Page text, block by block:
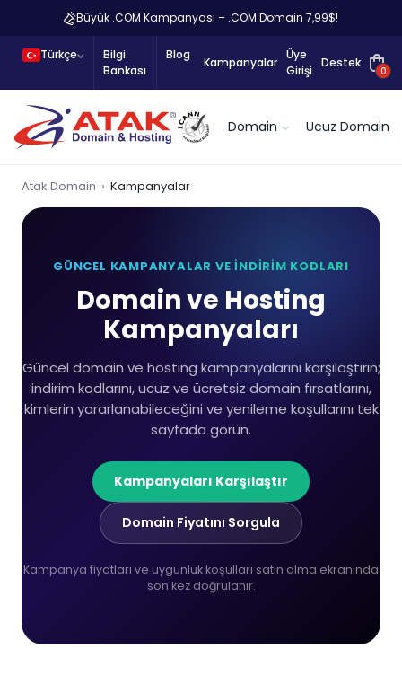
Büyük .COM Kampanyası – .COM Domain 7,99$!
Türkçe
Bilgi
Bankası
Blog
Kampanyalar
Üye
Girişi
Destek
0
Domain Ucuz Domain
Atak Domain Kampanyalar
GÜNCEL KAMPANYALAR VE İNDIRIM KODLARI
Domain ve Hosting
Kampanyaları
Güncel domain ve hosting kampanyalarını karşılaştırın;
indirim kodlarını, ucuz ve ücretsiz domain fırsatlarını,
kimlerin yararlanabileceğini ve yenileme koşullarını tek
sayfada görün.
Kampanyaları Karşılaştır
Domain Fiyatını Sorgula
Kampanya fiyatları ve uygunluk koşulları satın alma ekranında
son kez doğrulanır.